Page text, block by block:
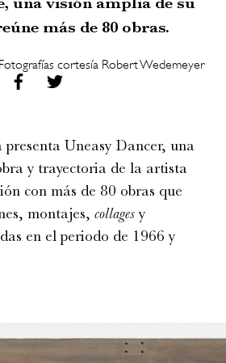
más de 80 obras.
cortesía Robert Wedemeyer
Uneasy Dancer, una
y trayectoria de la artista
con más de 80 obras que
montajes, collagesy
en el periodo de 1966 y